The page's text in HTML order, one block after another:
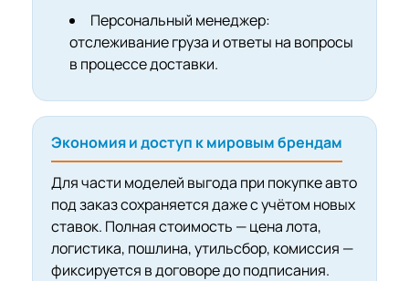
Персональный менеджер:
отслеживание груза и ответы на вопросы
в процессе доставки.
Экономия и доступ к мировым брендам
Для части моделей выгода при покупке авто
под заказ сохраняется даже с учётом новых
ставок. Полная стоимость — цена лота,
логистика, пошлина, утильсбор, комиссия —
фиксируется в договоре до подписания.